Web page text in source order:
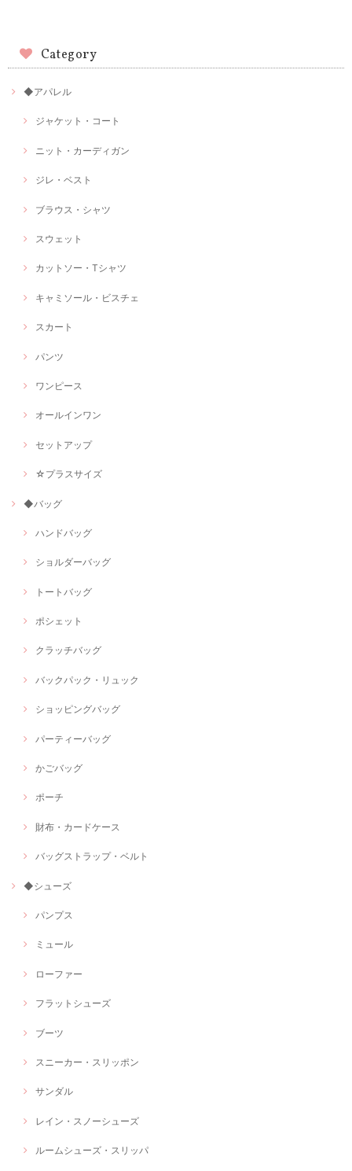
Category
◆アパレル
ジャケット・コート
ニット・カーディガン
ジレ・ベスト
ブラウス・シャツ
スウェット
カットソー・Tシャツ
キャミソール・ビスチェ
スカート
パンツ
ワンピース
オールインワン
セットアップ
☆プラスサイズ
◆バッグ
ハンドバッグ
ショルダーバッグ
トートバッグ
ポシェット
クラッチバッグ
バックパック・リュック
ショッピングバッグ
パーティーバッグ
かごバッグ
ポーチ
財布・カードケース
バッグストラップ・ベルト
◆シューズ
パンプス
ミュール
ローファー
フラットシューズ
ブーツ
スニーカー・スリッポン
サンダル
レイン・スノーシューズ
ルームシューズ・スリッパ